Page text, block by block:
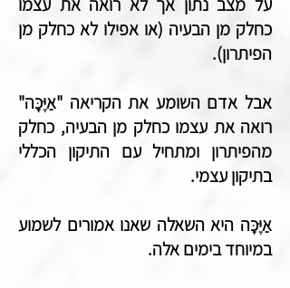
כחלק מן הבעיה (או אפילו לא כחלק מן
הפיתרון).
אבל אדם השומע את הקריאה "אַיֶּכָּה"
רואה את עצמו כחלק מן הבעיה, כחלק
מהפיתרון ומתחיל עם התיקון הכללי
בתיקון עצמי.
אַיֶּכָּה היא השאלה שאנו אמורים לשמוע
במיוחד בימים אלה.